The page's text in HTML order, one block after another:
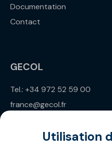
Documentation
Contact
GECOL
Tel.: +34 972 52 59 00
france@gecol.fr
Utilisation